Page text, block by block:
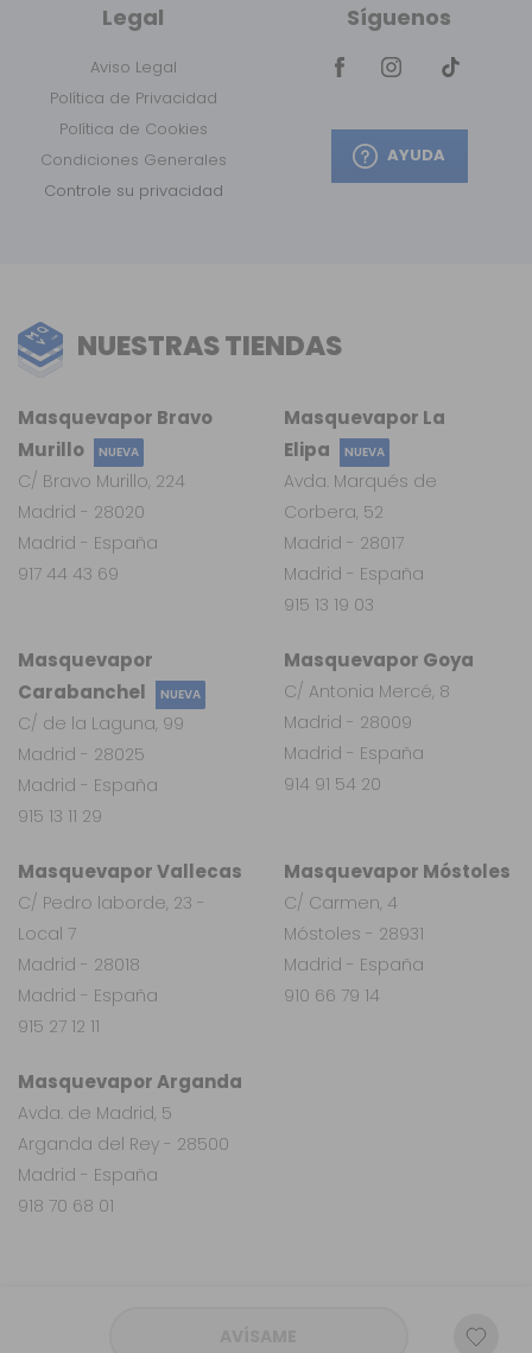
Legal
Aviso Legal
Política de Privacidad
Política de Cookies
Condiciones Generales
Controle su privacidad
Síguenos
AYUDA
NUESTRAS TIENDAS
Masquevapor Arganda
Avda. de Madrid, 5
Arganda del Rey - 28500
Madrid - España
918 70 68 01
Masquevapor
Carabanchel
NUEVA
C/ de la Laguna, 99
Madrid - 28025
Madrid - España
915 13 11 29
Masquevapor Vallecas
C/ Pedro laborde, 23 -
Local 7
Madrid - 28018
Madrid - España
915 27 12 11
Masquevapor Móstoles
C/ Carmen, 4
Móstoles - 28931
Madrid - España
910 66 79 14
Masquevapor Goya
C/ Antonia Mercé, 8
Madrid - 28009
Madrid - España
914 91 54 20
Masquevapor La
Elipa
NUEVA
Avda. Marqués de
Corbera, 52
Madrid - 28017
Madrid - España
915 13 19 03
Masquevapor Bravo
Murillo
NUEVA
C/ Bravo Murillo, 224
Madrid - 28020
Madrid - España
917 44 43 69